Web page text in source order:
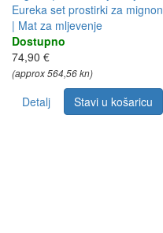
Eureka set prostirki za mignon
| Mat za mljevenje
Dostupno
74,90 €
(approx 564,56 kn)
Detalj
Stavi u košaricu